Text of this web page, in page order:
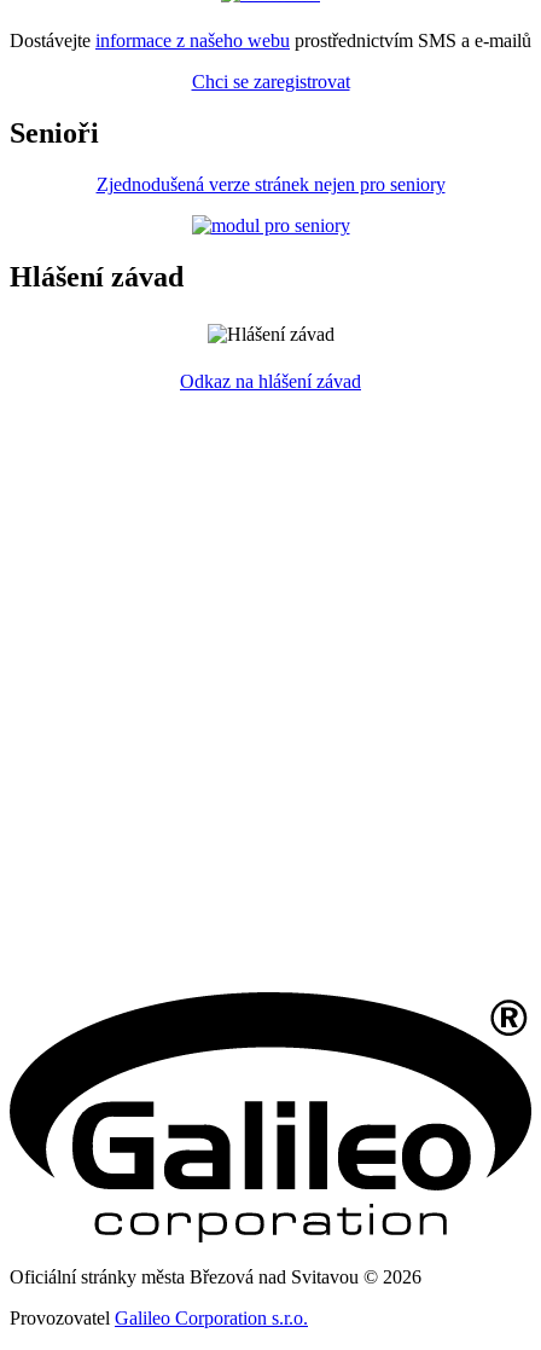
Dostávejte informace z našeho webu prostřednictvím SMS a e-mailů
Chci se zaregistrovat
Senioři
Zjednodušená verze stránek nejen pro seniory
Hlášení závad
Odkaz na hlášení závad
Oficiální stránky města Březová nad Svitavou © 2026
Provozovatel Galileo Corporation s.r.o.